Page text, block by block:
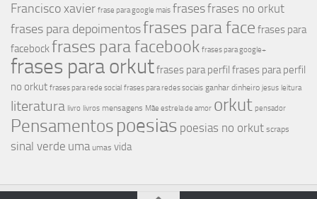
Francisco xavier frase para google mais frasesfrases no orkut
frases para depoimentosfrases para face frases para
facebockfrases para facebook frases para google+
frases para orkutfrases para perfil frases para perfil
no orkut frases para rede social frases para redes sociais ganhar dinheiro jesus leitura
literatura livro livros mensagens Mãe estrela de amor orkut pensador
Pensamentospoesias poesias no orkut scraps
sinal verde uma umas vida